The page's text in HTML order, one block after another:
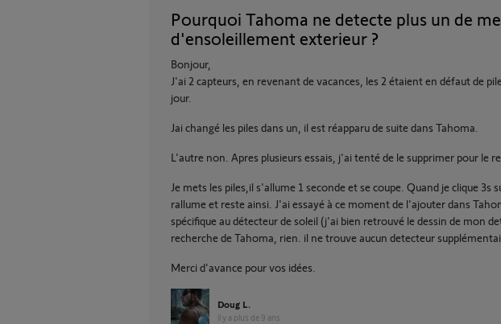
Pourquoi Tahoma ne detecte plus un de
d'ensoleillement exterieur ?
Bonjour,
J'ai 2 capteurs, en revenant de vacances, les 2 étaient en défaut de
jour.
Jai changé les piles dans un, il est réapparu de suite dans Tahoma.
L'autre non. Apres plusieurs essais, j'ai tenté de le supprimer pour le
Je mets les piles,il s'allume 1 seconde et se coupe. Quand je clique 3s
rallume et reste ainsi. J'ai essayé à ce moment de l'ajouter dans
spécifique au détecteur de soleil (j'ai bien retrouvé le dessin de mon
recherche de Tahoma, rien. il ne trouve aucun detecteur
Merci d'avance pour vos idées.
Doug L.
il y a plus de 9 ans